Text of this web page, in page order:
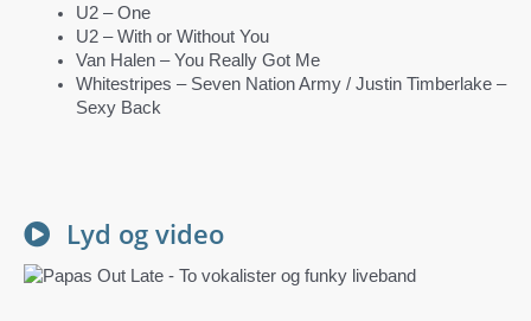
U2 – One
U2 – With or Without You
Van Halen – You Really Got Me
Whitestripes – Seven Nation Army / Justin Timberlake –
Sexy Back
Lyd og video